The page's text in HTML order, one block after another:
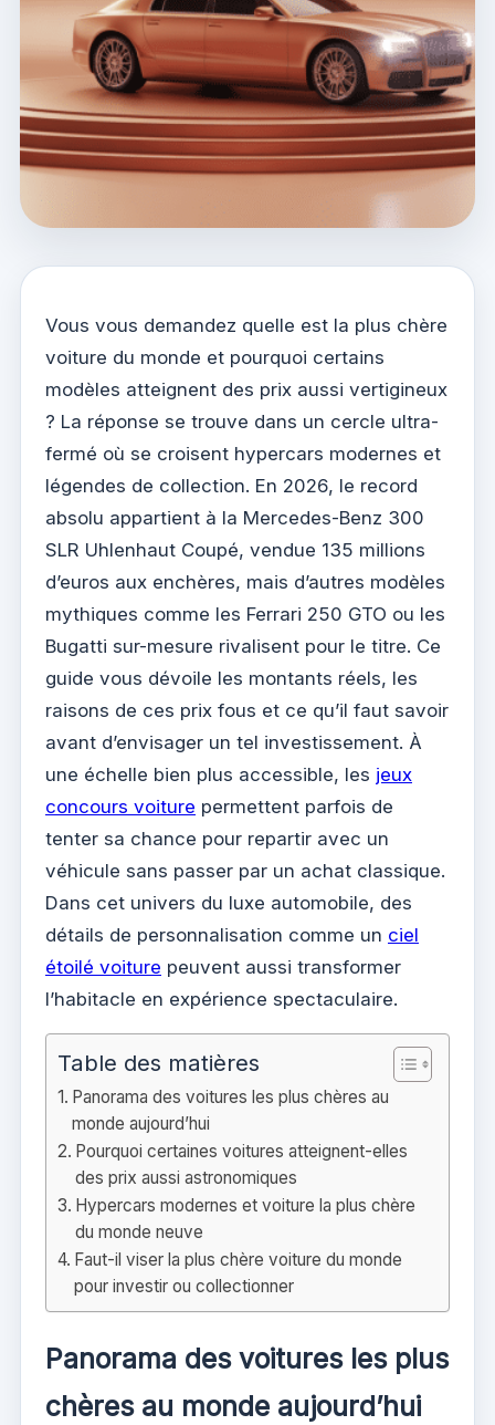
Vous vous demandez quelle est la plus chère
voiture du monde et pourquoi certains
modèles atteignent des prix aussi vertigineux
? La réponse se trouve dans un cercle ultra-
fermé où se croisent hypercars modernes et
légendes de collection. En 2026, le record
absolu appartient à la Mercedes-Benz 300
SLR Uhlenhaut Coupé, vendue 135 millions
d’euros aux enchères, mais d’autres modèles
mythiques comme les Ferrari 250 GTO ou les
Bugatti sur-mesure rivalisent pour le titre. Ce
guide vous dévoile les montants réels, les
raisons de ces prix fous et ce qu’il faut savoir
avant d’envisager un tel investissement. À
une échelle bien plus accessible, les jeux
concours voiture permettent parfois de
tenter sa chance pour repartir avec un
véhicule sans passer par un achat classique.
Dans cet univers du luxe automobile, des
détails de personnalisation comme un ciel
étoilé voiture peuvent aussi transformer
l’habitacle en expérience spectaculaire.
Table des matières
Panorama des voitures les plus chères au
monde aujourd’hui
Pourquoi certaines voitures atteignent-elles
des prix aussi astronomiques
Hypercars modernes et voiture la plus chère
du monde neuve
Faut-il viser la plus chère voiture du monde
pour investir ou collectionner
Panorama des voitures les plus
chères au monde aujourd’hui